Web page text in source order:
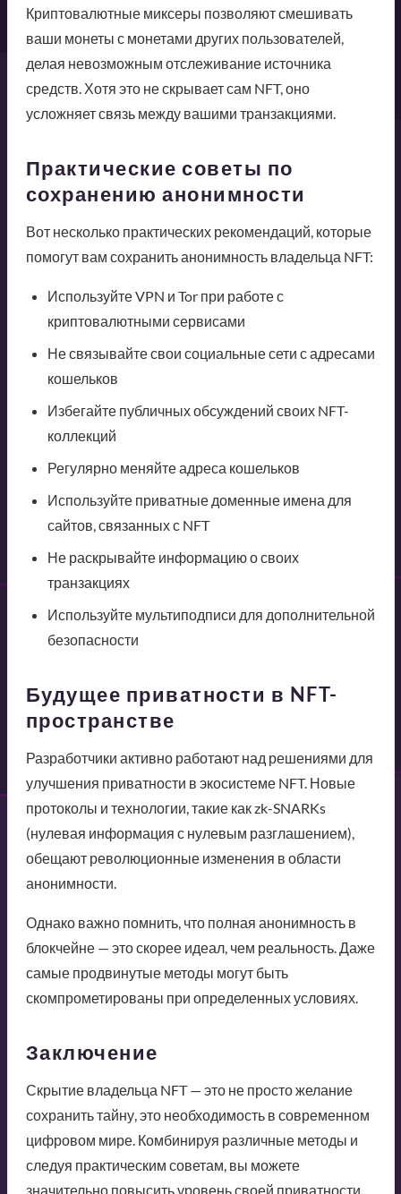
Криптовалютные миксеры позволяют смешивать
ваши монеты с монетами других пользователей,
делая невозможным отслеживание источника
средств. Хотя это не скрывает сам NFT, оно
усложняет связь между вашими транзакциями.
Практические советы по
сохранению анонимности
Вот несколько практических рекомендаций, которые
помогут вам сохранить анонимность владельца NFT:
Используйте VPN и Tor при работе с
криптовалютными сервисами
Не связывайте свои социальные сети с адресами
кошельков
Избегайте публичных обсуждений своих NFT-
коллекций
Регулярно меняйте адреса кошельков
Используйте приватные доменные имена для
сайтов, связанных с NFT
Не раскрывайте информацию о своих
транзакциях
Используйте мультиподписи для дополнительной
безопасности
Будущее приватности в NFT-
пространстве
Разработчики активно работают над решениями для
улучшения приватности в экосистеме NFT. Новые
протоколы и технологии, такие как zk-SNARKs
(нулевая информация с нулевым разглашением),
обещают революционные изменения в области
анонимности.
Однако важно помнить, что полная анонимность в
блокчейне — это скорее идеал, чем реальность. Даже
самые продвинутые методы могут быть
скомпрометированы при определенных условиях.
Заключение
Скрытие владельца NFT — это не просто желание
сохранить тайну, это необходимость в современном
цифровом мире. Комбинируя различные методы и
следуя практическим советам, вы можете
значительно повысить уровень своей приватности.